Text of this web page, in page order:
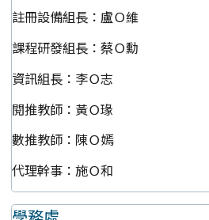
註冊設備組長：盧Ｏ維
課程研發組長：蔡Ｏ勳
資訊組長：李Ｏ志
閱推教師：黃Ｏ瑑
數推教師：陳Ｏ嫣
代理幹事：施Ｏ和